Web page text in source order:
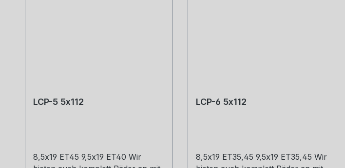
LCP-5 5x112
8,5x19 ET45 9,5x19 ET40 Wir
LCP-6 5x112
8,5x19 ET35,45 9,5x19 ET35,45 Wir